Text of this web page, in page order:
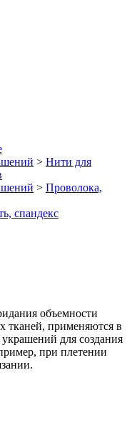
> Нити для
> Проволока,
спандекс
объемности
тканей, применяются в
для создания
при плетении